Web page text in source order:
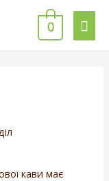
0
кави має